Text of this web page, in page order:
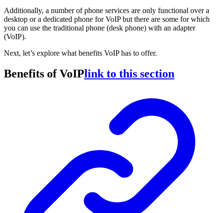
Additionally, a number of phone services are only functional over a
desktop or a dedicated phone for VoIP but there are some for which
you can use the traditional phone (desk phone) with an adapter
(VoIP).
Next, let’s explore what benefits VoIP has to offer.
Benefits of VoIPlink to this section